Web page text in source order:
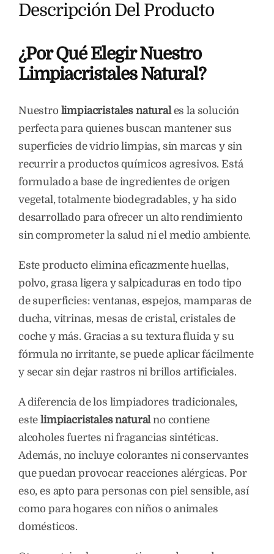
Descripción Del Producto
¿Por Qué Elegir Nuestro
Limpiacristales Natural?
Nuestro limpiacristales naturales la solución
perfecta para quienes buscan mantener sus
superficies de vidrio limpias, sin marcas y sin
recurrir a productos químicos agresivos. Está
formulado a base de ingredientes de origen
vegetal, totalmente biodegradables, y ha sido
desarrollado para ofrecer un alto rendimiento
sin comprometer la salud ni el medio ambiente.
Este producto elimina eficazmente huellas,
polvo, grasa ligera y salpicaduras en todo tipo
de superficies: ventanas, espejos, mamparas de
ducha, vitrinas, mesas de cristal, cristales de
coche y más. Gracias a su textura fluida y su
fórmula no irritante, se puede aplicar fácilmente
y secar sin dejar rastros ni brillos artificiales.
A diferencia de los limpiadores tradicionales,
estelimpiacristales naturalno contiene
alcoholes fuertes ni fragancias sintéticas.
Además, no incluye colorantes ni conservantes
que puedan provocar reacciones alérgicas. Por
eso, es apto para personas con piel sensible, así
como para hogares con niños o animales
domésticos.